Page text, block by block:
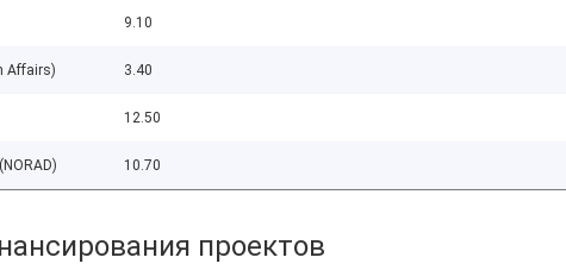
9.10
Affairs) 3.40
12.50
10.70
проектов